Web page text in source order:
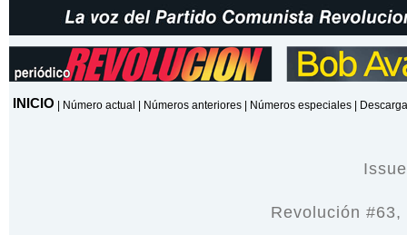
INICIO Número actual Números anteriores Números especiales
Revolución